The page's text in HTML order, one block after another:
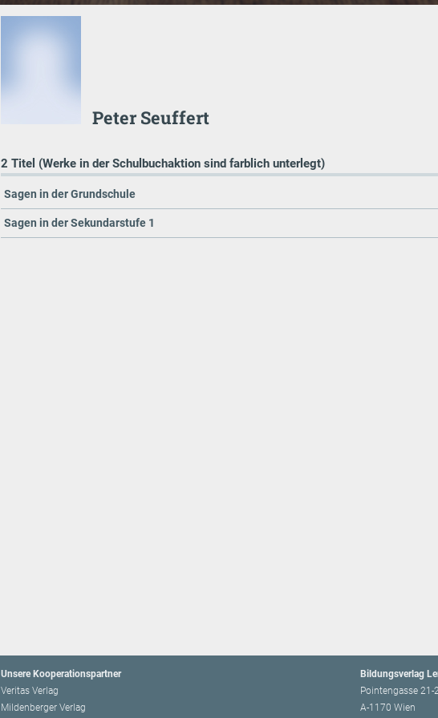
Peter Seuffert
2 Titel (Werke in der Schulbuchaktion sind farblich unterlegt)
Sagen in der Grundschule
Sagen in der Sekundarstufe 1
Unsere Kooperationspartner
Veritas Verlag
Mildenberger Verlag
Bildungsverlag
Pointengasse 21-
A-1170 Wien